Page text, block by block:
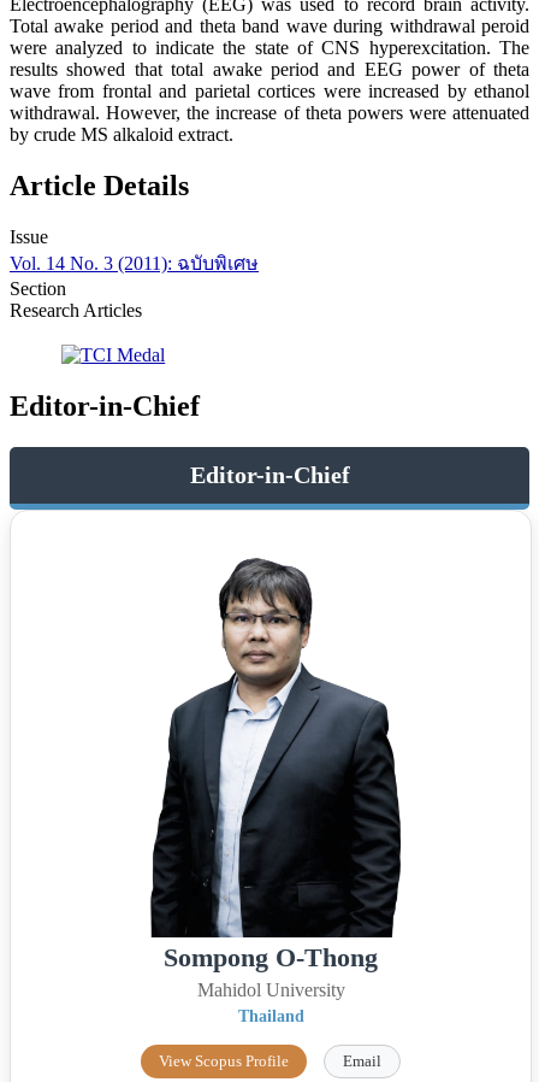
Electroencephalography (EEG) was used to record brain activity.
Total awake period and theta band wave during withdrawal peroid
were analyzed to indicate the state of CNS hyperexcitation. The
results showed that total awake period and EEG power of theta
wave from frontal and parietal cortices were increased by ethanol
withdrawal. However, the increase of theta powers were attenuated
by crude MS alkaloid extract.
Article Details
Issue
Vol. 14 No. 3 (2011): ฉบับพิเศษ
Section
Research Articles
Editor-in-Chief
Editor-in-Chief
Sompong O-Thong
Mahidol University
Thailand
View Scopus Profile Email